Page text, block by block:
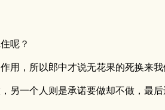
呢？
用，所以郎中才说无花果的死换来我
另一个人则是承诺要做却不做，最